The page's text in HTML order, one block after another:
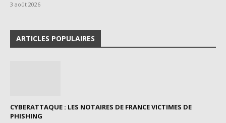
3 août 2026
ARTICLES POPULAIRES
CYBERATTAQUE : LES NOTAIRES DE FRANCE VICTIMES DE
PHISHING